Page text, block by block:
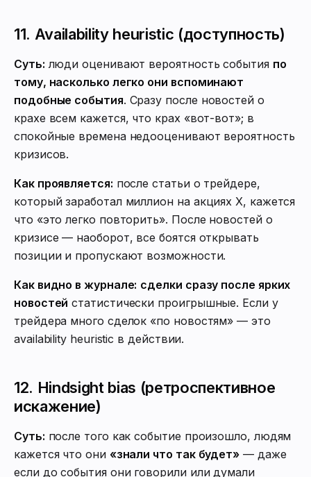
11. Availability heuristic (доступность)
Суть: люди оценивают вероятность события по
тому, насколько легко они вспоминают
подобные события. Сразу после новостей о
крахе всем кажется, что крах «вот-вот»; в
спокойные времена недооценивают вероятность
кризисов.
Как проявляется: после статьи о трейдере,
который заработал миллион на акциях X, кажется
что «это легко повторить». После новостей о
кризисе — наоборот, все боятся открывать
позиции и пропускают возможности.
Как видно в журнале: сделки сразу после ярких
новостей статистически проигрышные. Если у
трейдера много сделок «по новостям» — это
availability heuristic в действии.
12. Hindsight bias (ретроспективное
искажение)
Суть: после того как событие произошло, людям
кажется что они «знали что так будет» — даже
если до события они говорили или думали